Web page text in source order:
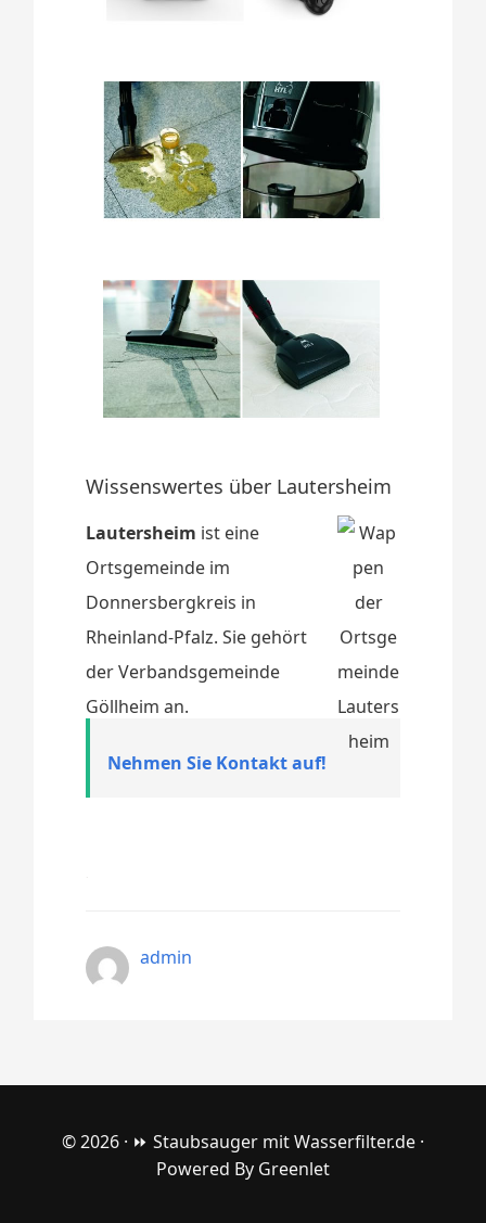
Wissenswertes über Lautersheim
Lautersheim ist eine
Ortsgemeinde im
Donnersbergkreis in
Rheinland-Pfalz. Sie gehört
der Verbandsgemeinde
Göllheim an.
Nehmen Sie Kontakt auf!
admin
© 2026 · ⏩ Staubsauger mit Wasserfilter.de ·
Powered By Greenlet